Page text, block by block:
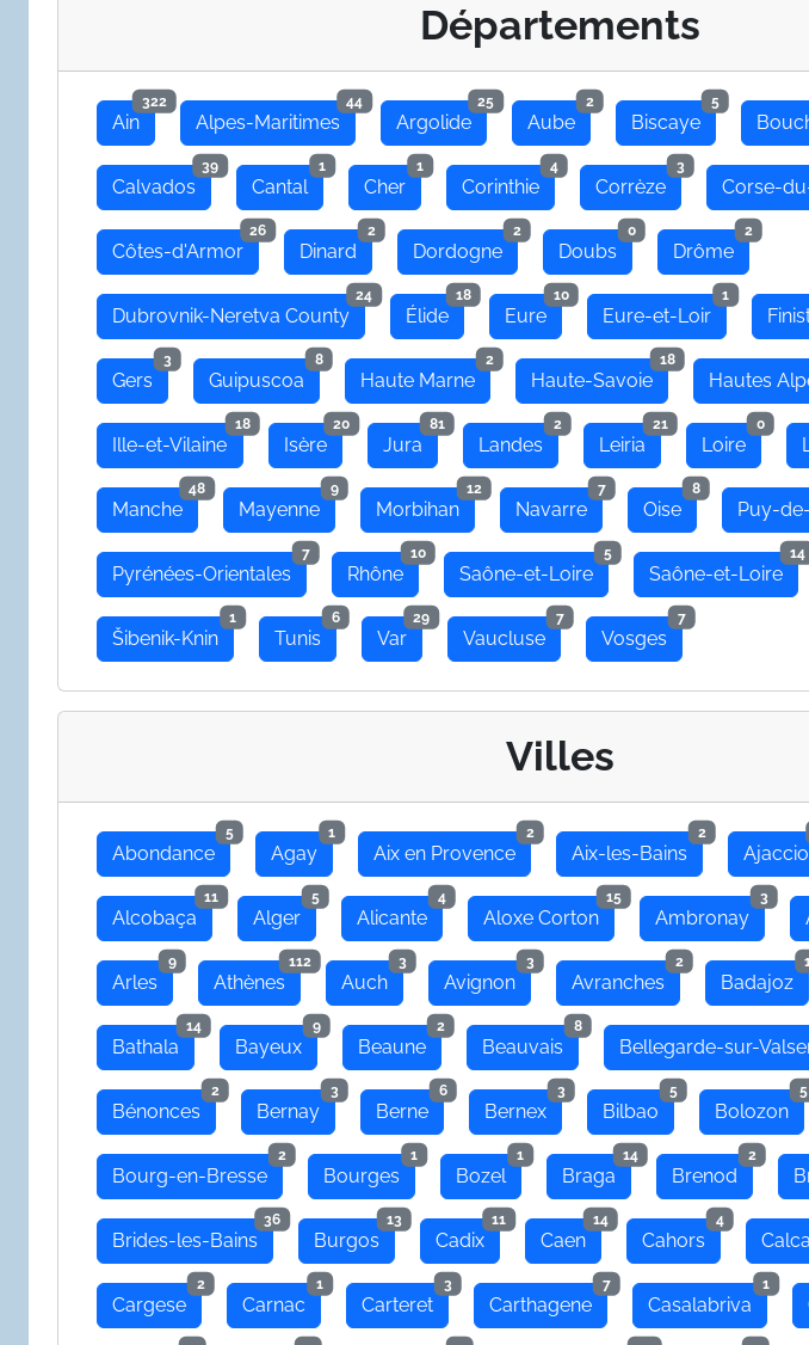
Départements
Ain
322
Alpes-Maritimes
44
Argolide
25
Aube
2
Biscaye
5
Calvados
39
Cantal
1
Cher
1
Corinthie
4
Corrèze
3
Corse-
Côtes-d'Armor
26
Dinard
2
Dordogne
2
Doubs
0
Drôme
2
Dubrovnik-Neretva County
24
Élide
18
Eure
10
Eure-et-Loir
1
Gers
3
Guipuscoa
8
Haute Marne
2
Haute-Savoie
18
Hautes
Ille-et-Vilaine
18
Isère
20
Jura
81
Landes
2
Leiria
21
Loire
0
Manche
48
Mayenne
9
Morbihan
12
Navarre
7
Oise
8
Puy-
Pyrénées-Orientales
7
Rhône
10
Saône-et-Loire
5
Saône-et-Loire
14
Šibenik-Knin
1
Tunis
6
Var
29
Vaucluse
7
Vosges
7
Villes
Abondance
5
Agay
1
Aix en Provence
2
Aix-les-Bains
2
Ajaccio
Alcobaça
11
Alger
5
Alicante
4
Aloxe Corton
15
Ambronay
3
Arles
9
Athènes
112
Auch
3
Avignon
3
Avranches
2
Badajoz
Bathala
14
Bayeux
9
Beaune
2
Beauvais
8
Bellegarde-sur-
Bénonces
2
Bernay
3
Berne
6
Bernex
3
Bilbao
5
Bolozon
5
Bourg-en-Bresse
2
Bourges
1
Bozel
1
Braga
14
Brenod
2
Brides-les-Bains
36
Burgos
13
Cadix
11
Caen
14
Cahors
4
Cargese
2
Carnac
1
Carteret
3
Carthagene
7
Casalabriva
1